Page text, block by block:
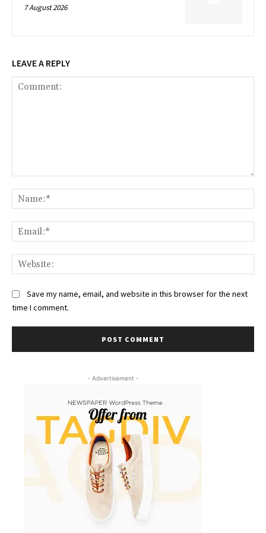
7 August 2026
LEAVE A REPLY
Save my name, email, and website in this browser for the next
time I comment.
- Advertisement -